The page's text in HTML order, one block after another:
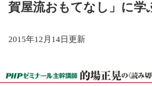
賀屋流おもてなし」に学
2015年12月14日更新